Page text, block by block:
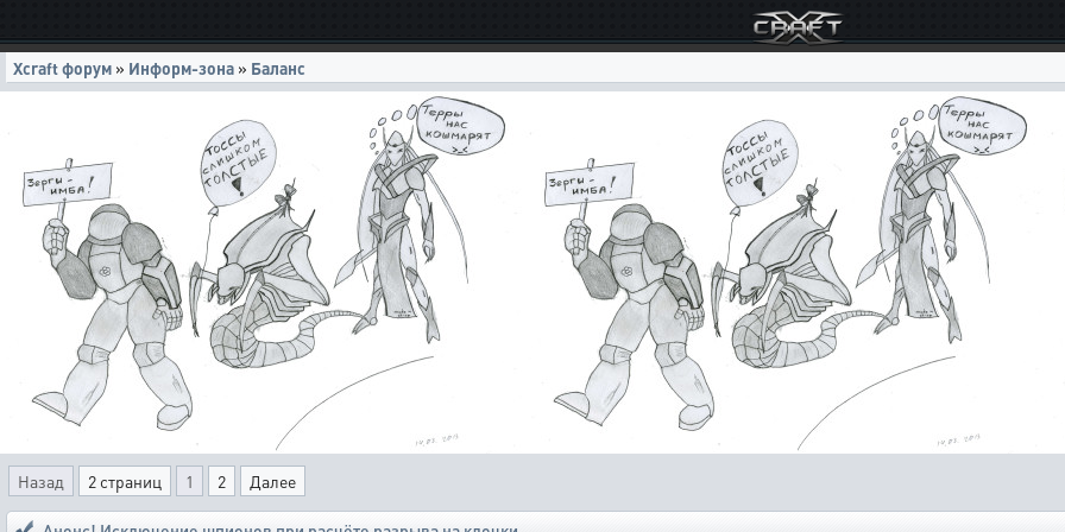
Xcraft форум » Информ-зона » Баланс
Назад 2 страниц 1 2 Далее